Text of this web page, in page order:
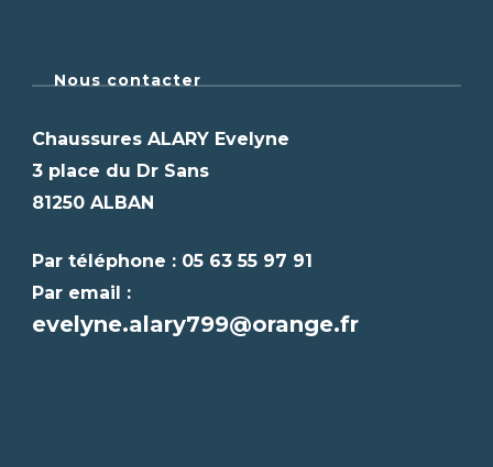
Nous contacter
Chaussures ALARY Evelyne
3 place du Dr Sans
81250 ALBAN
Par téléphone : 05 63 55 97 91
Par email :
evelyne.alary799@orange.fr